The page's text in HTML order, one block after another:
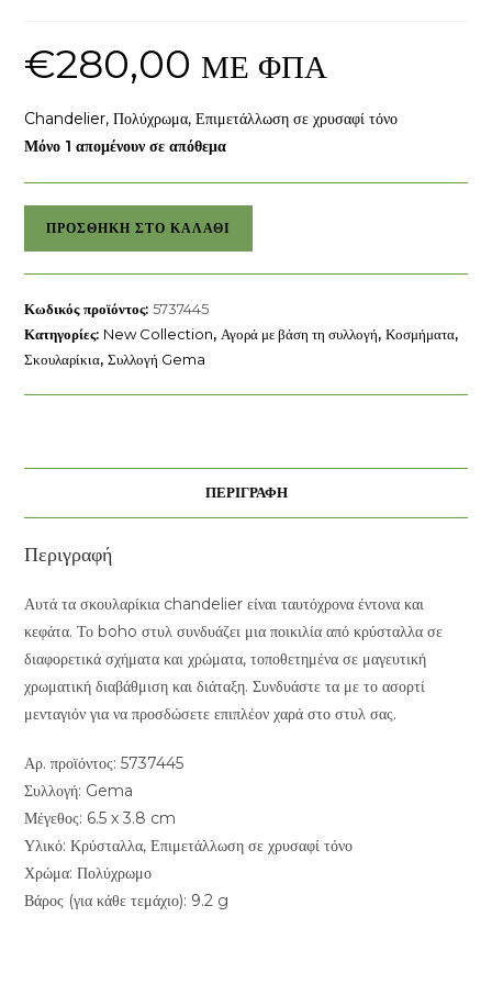
€280,00 ΜΕ ΦΠΑ
Chandelier, Πολύχρωμα, Επιμετάλλωση σε χρυσαφί τόνο
Μόνο 1 απομένουν σε απόθεμα
Gema
Μικτές
κοπές
Swarovski
ΠΡΟΣΘΉΚΗ ΣΤΟ ΚΑΛΆΘΙ
Κωδικός προϊόντος:5737445
Κατηγορίες: New Collection, Αγορά με βάση τη συλλογή,Κοσμήματα,
Σκουλαρίκια,Συλλογή Gema
ΠΕΡΙΓΡΑΦΉ
Περιγραφή
Αυτά τα σκουλαρίκια chandelier είναι ταυτόχρονα έντονα και
κεφάτα. Το boho στυλ συνδυάζει μια ποικιλία από κρύσταλλα σε
διαφορετικά σχήματα και χρώματα, τοποθετημένα σε μαγευτική
χρωματική διαβάθμιση και διάταξη. Συνδυάστε τα με το ασορτί
μενταγιόν για να προσδώσετε επιπλέον χαρά στο στυλ σας.
Αρ. προϊόντος: 5737445
Συλλογή: Gema
Μέγεθος: 6.5 x 3.8 cm
Υλικό: Κρύσταλλα, Επιμετάλλωση σε χρυσαφί τόνο
Χρώμα: Πολύχρωμο
Βάρος (για κάθε τεμάχιο): 9.2 g